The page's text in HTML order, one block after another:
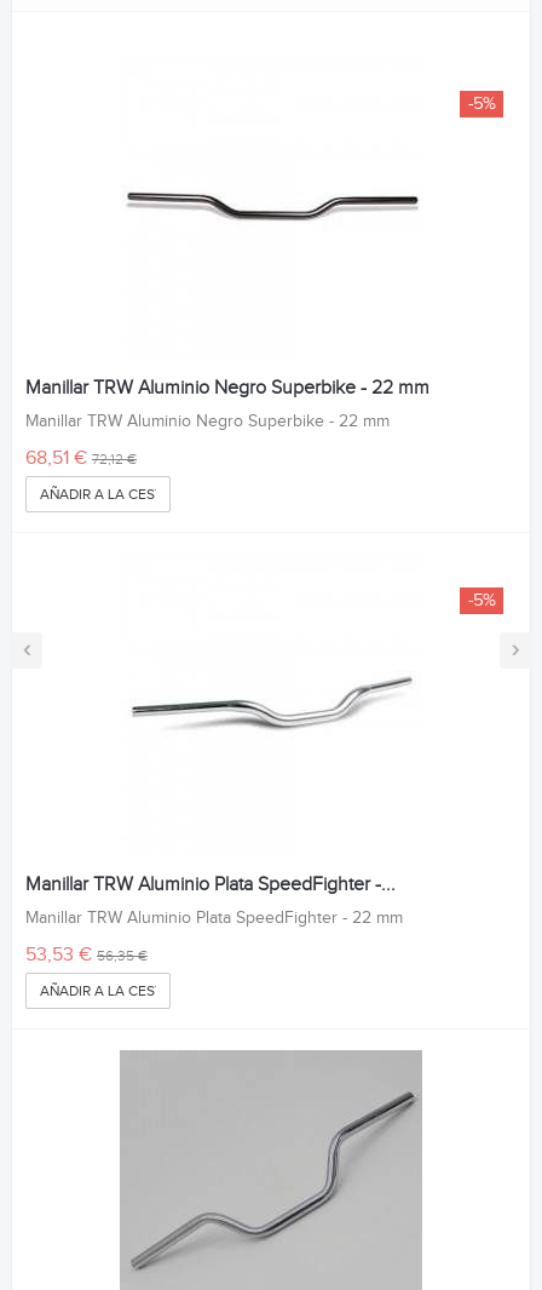
‹ ›
-5%
Manillar TRW Aluminio Negro Superbike - 22 mm
Manillar TRW Aluminio Negro Superbike - 22 mm
68,51 € 72,12 €
AÑADIR A LA CESTA
-5%
Manillar TRW Aluminio Plata SpeedFighter -...
Manillar TRW Aluminio Plata SpeedFighter - 22 mm
53,53 € 56,35 €
AÑADIR A LA CESTA